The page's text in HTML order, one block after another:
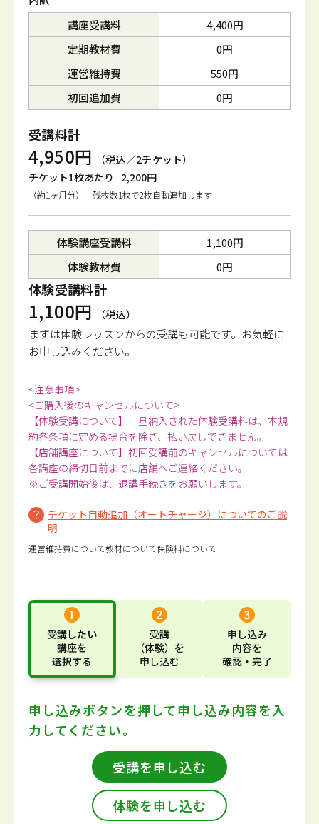
講座受講料
4,400円
定期教材費
0円
運営維持費
550円
初回追加費
0円
受講料計
4,950円
（税込／2チケット）
チケット1枚あたり
2,200円
（約1ヶ月分） 残枚数1枚で2枚自動追加します
体験講座受講料
1,100円
体験教材費
0円
体験受講料計
1,100円 （税込）
まずは体験レッスンからの受講も可能です。 お気軽に
お申し込みください。
<注意事項>
<ご購入後のキャンセルについて>
【体験受講について】一旦納入された体験受講料は、本規
約各条項に定める場合を除き、払い戻しできません。
【店舗講座について】初回受講前のキャンセルについては
各講座の締切日前までに店舗へご連絡ください。
※ご受講開始後は、退講手続きをお願いします。
チケット自動追加（オートチャージ）についてのご説
明
運営維持費について教材について保険料について
受講したい
講座を
選択する
受講
（体験） を
申し込む
申し込み
内容を
確認・完了
申し込みボタンを押して申し込み内容を入
力してください。
受講を申し込む
体験を申し込む